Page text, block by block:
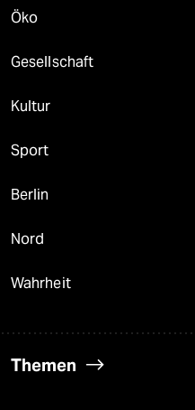
Öko
Gesellschaft
Kultur
Sport
Berlin
Nord
Wahrheit
Themen